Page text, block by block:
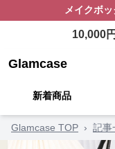
メイクボ
10,000
Glamcase
新着商品
Glamcase TOP › 記事